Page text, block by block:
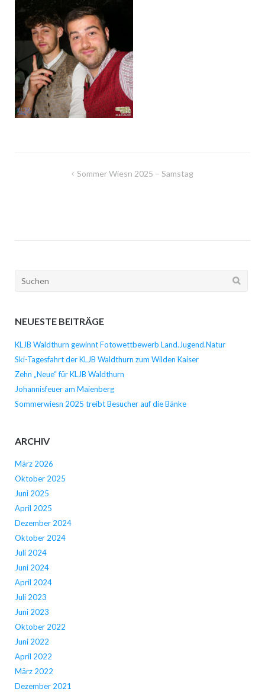
BeitragsnavigationSommer Wiesn 2025 – Samstag
Suchen
NEUESTE BEITRÄGE
KLJB Waldthurn gewinnt Fotowettbewerb Land.Jugend.Natur
Ski-Tagesfahrt der KLJB Waldthurn zum Wilden Kaiser
Zehn „Neue“ für KLJB Waldthurn
Johannisfeuer am Maienberg
Sommerwiesn 2025 treibt Besucher auf die Bänke
ARCHIV
März 2026
Oktober 2025
Juni 2025
April 2025
Dezember 2024
Oktober 2024
Juli 2024
Juni 2024
April 2024
Juli 2023
Juni 2023
Oktober 2022
Juni 2022
April 2022
März 2022
Dezember 2021